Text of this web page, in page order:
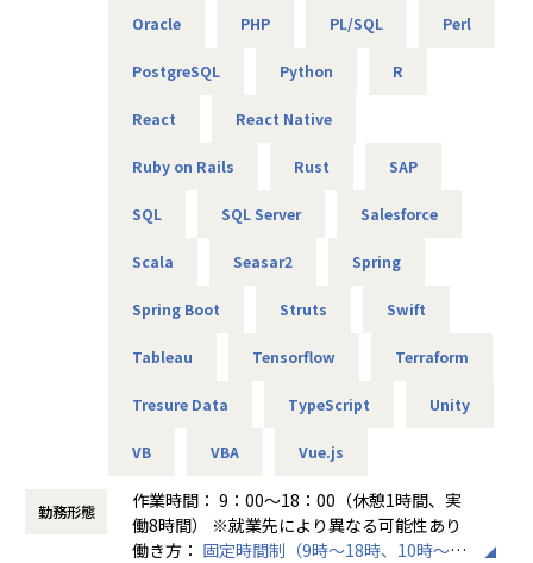
不満・不安をヒアリングすると同時に、自分が歩んでいき
持に繋げています。
★リーダーによるフォロー
経験のある技術者をリーダーに任命し、技術者のフォロー
ができる体制を整えています。
リーダーと営業は月に1度会議の場を設けており、情報共
有を行っております。
Oracle PHP PL/SQL Perl
PostgreSQL Python R
React React Native
Ruby on Rails Rust SAP
SQL SQL Server Salesforce
Scala Seasar2 Spring
Spring Boot Struts Swift
Tableau Tensorflow Terraform
Tresure Data TypeScript Unity
VB VBA Vue.js
勤務形態
作業時間： 9：00～18：00（休憩1時間、実
働8時間） ※就業先により異なる可能性あり
働き方： 固定時間制（9時～18時、10時～19